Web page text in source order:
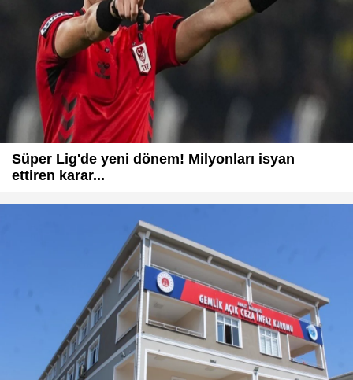
Süper Lig'de yeni dönem! Milyonları isyan
ettiren karar...